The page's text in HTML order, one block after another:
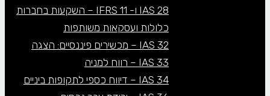
IAS 28 ו- IFRS 11 – השקעות בחברות
כלולות ועסקאות משותפות
IAS 32 – מכשירים פיננסיים: הצגה
IAS 33 – רווח למניה
IAS 34 – דיווח כספי לתקופות ביניים